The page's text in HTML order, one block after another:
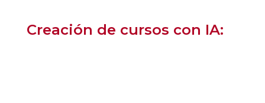
Creación de cursos con IA: